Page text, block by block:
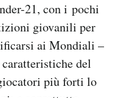
21, con i pochi
giovanili per
ai Mondiali –
del
più forti lo